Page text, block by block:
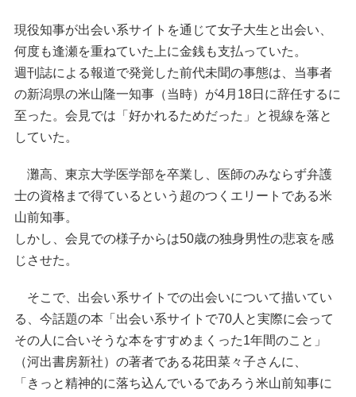
現役知事が出会い系サイトを通じて女子大生と出会い、
何度も逢瀬を重ねていた上に金銭も支払っていた。
週刊誌による報道で発覚した前代未聞の事態は、当事者
の新潟県の米山隆一知事（当時）が4月18日に辞任するに
至った。会見では「好かれるためだった」と視線を落と
していた。
灘高、東京大学医学部を卒業し、医師のみならず弁護
士の資格まで得ているという超のつくエリートである米
山前知事。
しかし、会見での様子からは50歳の独身男性の悲哀を感
じさせた。
そこで、出会い系サイトでの出会いについて描いてい
る、今話題の本「出会い系サイトで70人と実際に会って
その人に合いそうな本をすすめまくった1年間のこと」
（河出書房新社）の著者である花田菜々子さんに、
「きっと精神的に落ち込んでいるであろう米山前知事に